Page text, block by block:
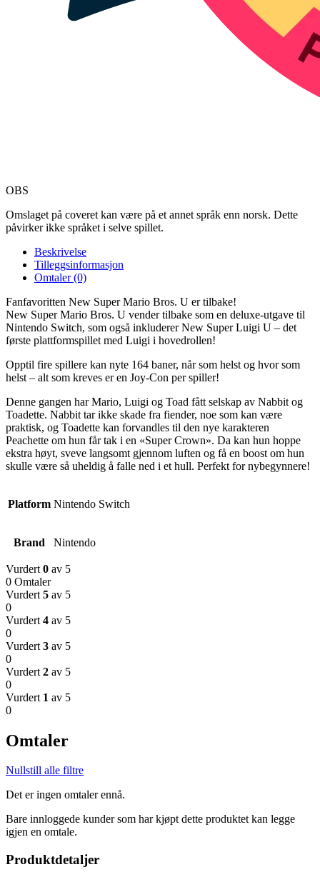
OBS
Omslaget på coveret kan være på et annet språk enn norsk. Dette
påvirker ikke språket i selve spillet.
Beskrivelse
Tilleggsinformasjon
Omtaler (0)
Fanfavoritten New Super Mario Bros. U er tilbake!
New Super Mario Bros. U vender tilbake som en deluxe-utgave til
Nintendo Switch, som også inkluderer New Super Luigi U – det
første plattformspillet med Luigi i hovedrollen!
Opptil fire spillere kan nyte 164 baner, når som helst og hvor som
helst – alt som kreves er en Joy-Con per spiller!
Denne gangen har Mario, Luigi og Toad fått selskap av Nabbit og
Toadette. Nabbit tar ikke skade fra fiender, noe som kan være
praktisk, og Toadette kan forvandles til den nye karakteren
Peachette om hun får tak i en «Super Crown». Da kan hun hoppe
ekstra høyt, sveve langsomt gjennom luften og få en boost om hun
skulle være så uheldig å falle ned i et hull. Perfekt for nybegynnere!
Platform Nintendo Switch
Brand Nintendo
Vurdert 0 av 5
0 Omtaler
Vurdert 5 av 5
0
Vurdert 4 av 5
0
Vurdert 3 av 5
0
Vurdert 2 av 5
0
Vurdert 1 av 5
0
Omtaler
Nullstill alle filtre
Det er ingen omtaler ennå.
Bare innloggede kunder som har kjøpt dette produktet kan legge
igjen en omtale.
Produktdetaljer